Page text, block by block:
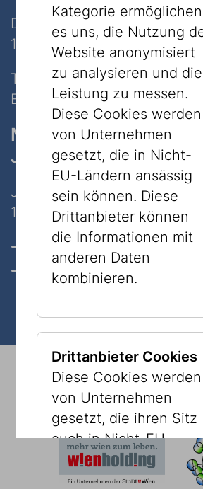
Dorotheergasse 11
1010 Wien
Tel:
+43 1 535 04 31
E-Mail:info@jmw.at
Museum
Judenplatz
Judenplatz 8
1010 Wien
Öffnungszeiten, Tickets
Kontakt
© 2026 Jüdisches Museum Wien
Presse
Newsletter
Alles auf einen Blick
Kategorie ermöglichen
es uns, die Nutzung
Website anonymisiert
zu analysieren und die
Leistung zu messen.
Diese Cookies werden
von Unternehmen
gesetzt, die in Nicht-
EU-Ländern ansässig
sein können. Diese
Drittanbieter können
die Informationen mit
anderen Daten
kombinieren.
Drittanbieter Cookies
Diese Cookies werden
von Unternehmen
gesetzt, die ihren Sitz
auch in Nicht-EU-
Ländern haben
Diese Drittanbieter